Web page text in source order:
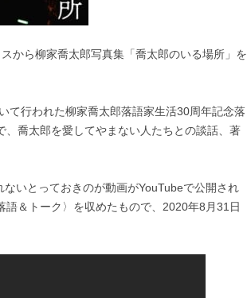
から柳家喬太郎写真集「喬太郎のいる場所」を
て行われた柳家喬太郎落語家生活30周年記念落
喬太郎を愛してやまない人たちとの談話、著
いとっておきのが動画がYouTubeで公開され
＆トーク〉を収めたもので、2020年8月31日